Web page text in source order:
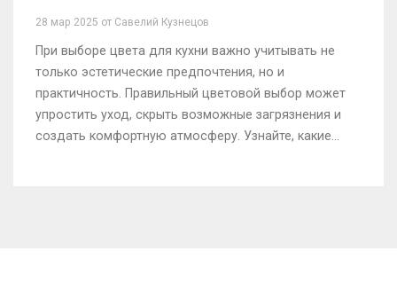
28 мар 2025 от Савелий Кузнецов
При выборе цвета для кухни важно учитывать не
только эстетические предпочтения, но и
практичность. Правильный цветовой выбор может
упростить уход, скрыть возможные загрязнения и
создать комфортную атмосферу. Узнайте, какие